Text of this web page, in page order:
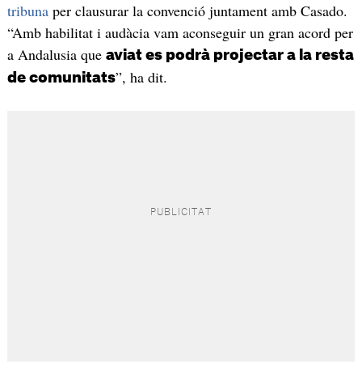
tribunaper clausurar la convenció juntament amb Casado.
“Amb habilitat i audàcia vam aconseguir un gran acord per
a Andalusia que aviat es podrà projectar a la resta
de comunitats”, ha dit.